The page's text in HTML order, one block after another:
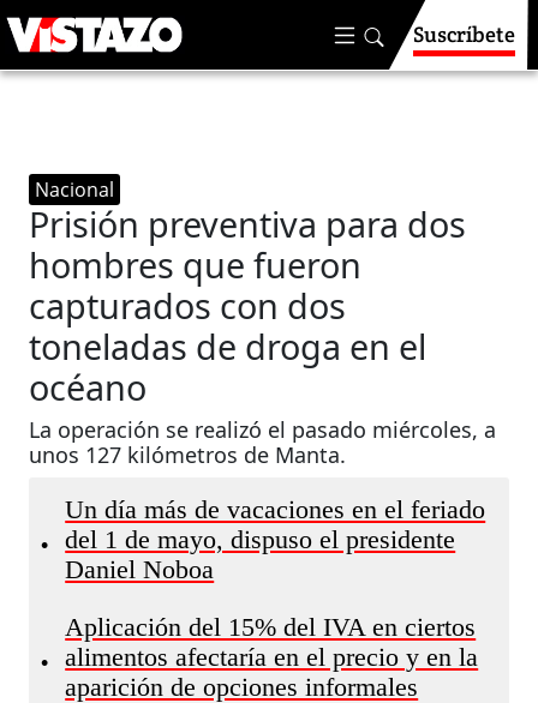
Suscríbete
Nacional
Prisión preventiva para dos
hombres que fueron
capturados con dos
toneladas de droga en el
océano
La operación se realizó el pasado miércoles, a
unos 127 kilómetros de Manta.
•
Un día más de vacaciones en el feriado
del 1 de mayo, dispuso el presidente
Daniel Noboa
•
Aplicación del 15% del IVA en ciertos
alimentos afectaría en el precio y en la
aparición de opciones informales